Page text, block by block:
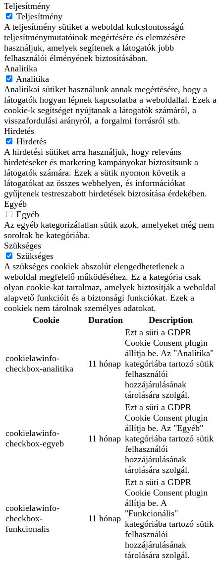
Teljesítmény
Teljesítmény
A teljesítmény sütiket a weboldal kulcsfontosságú
teljesítménymutatóinak megértésére és elemzésére
használjuk, amelyek segítenek a látogatók jobb
felhasználói élményének biztosításában.
Analitika
Analitika
Analitikai sütiket használunk annak megértésére, hogy a
látogatók hogyan lépnek kapcsolatba a weboldallal. Ezek a
cookie-k segítséget nyújtanak a látogatók számáról, a
visszafordulási arányról, a forgalmi forrásról stb.
Hirdetés
Hirdetés
A hirdetési sütiket arra használjuk, hogy releváns
hirdetéseket és marketing kampányokat biztosítsunk a
látogatók számára. Ezek a sütik nyomon követik a
látogatókat az összes webhelyen, és információkat
gyűjtenek testreszabott hirdetések biztosítása érdekében.
Egyéb
Egyéb
Az egyéb kategorizálatlan sütik azok, amelyeket még nem
soroltak be kategóriába.
Szükséges
Szükséges
A szükséges cookiek abszolút elengedhetetlenek a
weboldal megfelelő működéséhez. Ez a kategória csak
olyan cookie-kat tartalmaz, amelyek biztosítják a weboldal
alapvető funkcióit és a biztonsági funkciókat. Ezek a
cookiek nem tárolnak személyes adatokat.
Cookie
Duration Description
cookielawinfo-
checkbox-analitika
11 hónap
Ezt a süti a GDPR
Cookie Consent plugin
állítja be. Az "Analitika"
kategóriába tartozó sütik
felhasználói
hozzájárulásának
tárolására szolgál.
cookielawinfo-
checkbox-egyeb
11 hónap
Ezt a süti a GDPR
Cookie Consent plugin
állítja be. Az "Egyéb"
kategóriába tartozó sütik
felhasználói
hozzájárulásának
tárolására szolgál.
cookielawinfo-
checkbox-
funkcionalis
11 hónap
Ezt a süti a GDPR
Cookie Consent plugin
állítja be. A
"Funkcionális"
kategóriába tartozó sütik
felhasználói
hozzájárulásának
tárolására szolgál.